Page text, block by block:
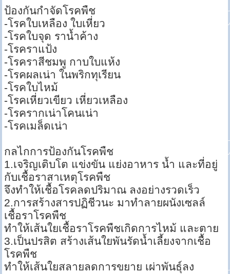
ป้องกันกำจัดโรคพืช
-โรคใบเหลือง ใบเหี่ยว
-โรคใบจุด ราน้ำค้าง
-โรคราแป้ง
-โรคราสีชมพู กาบใบแห้ง
-โรคผลเน่า ในพริกทุเรียน
-โรคใบไหม้
-โรคเหี่ยวเขียว เหี่ยวเหลือง
-โรครากเน่าโคนเน่า
-โรคเมล็ดเน่า
กลไกการป้องกันโรคพืช
1.เจริญเติบโต แข่งขัน แย่งอาหาร น้ำ และที่อยู่
กับเชื้อราสาเหตุโรคพืช
จึงทำให้เชื้อโรคลดปริมาณ ลงอย่างรวดเร็ว
2.การสร้างสารปฏิชีวนะ มาทำลายผนังเซลล์
เชื้อราโรคพืช
ทำให้เส้นใยเชื้อราโรคพืชเกิดการไหม้ และตาย
3.เป็นปรสิต สร้างเส้นใยพันรัดน้ำเลี้ยงจากเชื้อ
โรคพืช
ทำให้เส้นใยสลายลดการขยาย เผ่าพันธุ์ลง